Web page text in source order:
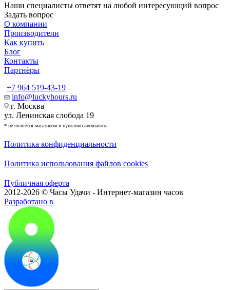
Наши специалисты ответят на любой интересующий вопрос
Задать вопрос
О компании
Производители
Как купить
Блог
Контакты
Партнёры
+7 964 519-43-19
info@luckyhours.ru
г. Москва
ул. Ленинская слобода 19
* не является магазином и пунктом самовывоза
Политика конфиденциальности
Политика использования файлов cookies
Публичная оферта
2012-2026 © Часы Удачи - Интернет-магазин часов
Разработано в